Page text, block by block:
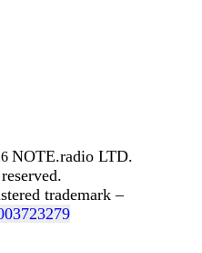
NOTE.radio LTD.
trademark –